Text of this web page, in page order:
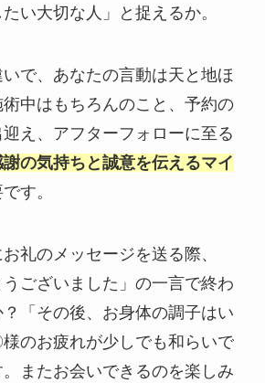
い大切な人」と捉えるか。
で、あなたの言動は天と地ほ
中はもちろんのこと、予約の
え、アフターフォローに至る
の気持ちと誠意を伝えるマイ
す。
礼のメッセージを送る際、
うございました」の一言で終わ
「その後、お身体の調子はい
のお疲れが少しでも和らいで
またお会いできるのを楽しみ